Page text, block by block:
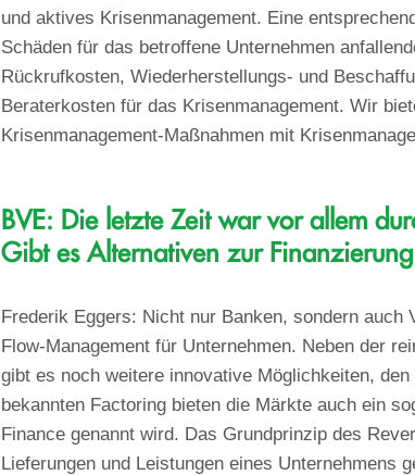
und aktives Krisenmanagement. Eine
Schäden für das betroffene Unternehmen
Rückrufkosten, Wiederherstellungs- und
Beraterkosten für das Krisenmanagement. Wir
Krisenmanagement-Maßnahmen mit
BVE: Die letzte Zeit war vor allem
Gibt es Alternativen zur Finanzierung
Frederik Eggers: Nicht nur Banken, sondern auch
Flow-Management für Unternehmen. Neben der
gibt es noch weitere innovative Möglichkeiten,
bekannten Factoring bieten die Märkte auch ein
Finance genannt wird. Das Grundprinzip des
Lieferungen und Leistungen eines Unternehmens